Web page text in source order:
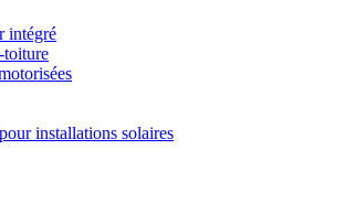
intégré
toiture
installations solaires